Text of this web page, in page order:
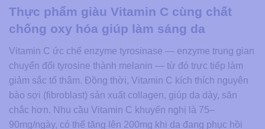
Thực phẩm giàu Vitamin C cùng chất
chống oxy hóa giúp làm sáng da
Vitamin C ức chế enzyme tyrosinase — enzyme trung gian
chuyển đổi tyrosine thành melanin — từ đó trực tiếp làm
giảm sắc tố thâm. Đồng thời, Vitamin C kích thích nguyên
bào sợi (fibroblast) sản xuất collagen, giúp da dày, săn
chắc hơn. Nhu cầu Vitamin C khuyến nghị là 75–
90mg/ngày, có thể tăng lên 200mg khi da đang phục hồi